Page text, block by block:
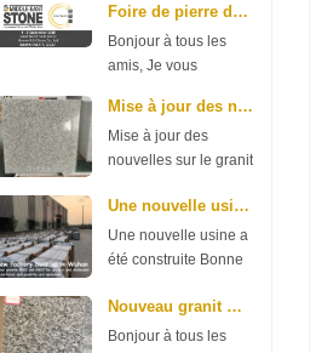
Foire de pierre du Moyen-Orient
Bonjour à tous les
amis, Je vous
journée. Voici une
bonne nouvelle à
partager avec vous:
participera à la foire
de la pierre du
Moyen-Orient la
La f...
Mise à jour des nouvelles sur le granit gris G602 ...
Mise à jour des
nouvelles sur le granit
Bonne journée. Voici
une nouvelle du
granit G602 et G603,
G602 70 * 240up *
2cm 11,35 $ / m2 3
Une nouvelle usine a été construite
Une nouvelle usine a
été construite Bonne
amis. Notre société a
dépensé de l’argent
Nouveau granit G654 de Xiamen R.S.C Stone
Bonjour à tous les